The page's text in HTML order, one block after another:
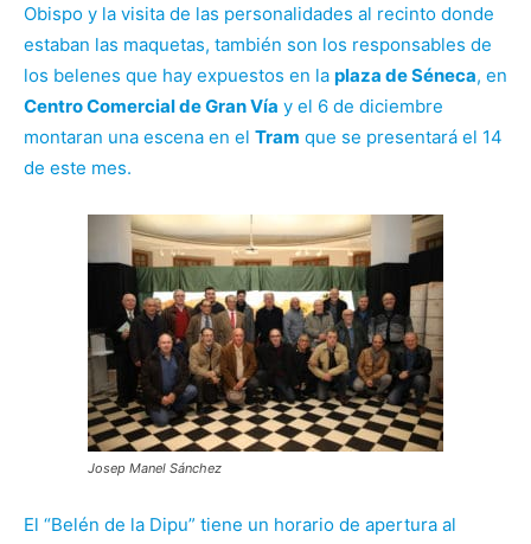
Obispo y la visita de las personalidades al recinto donde
estaban las maquetas, también son los responsables de
los belenes que hay expuestos en la plaza de Séneca, en
Centro Comercial de Gran Vía y el 6 de diciembre
montaran una escena en el Tram que se presentará el 14
de este mes.
Josep Manel Sánchez
El “Belén de la Dipu” tiene un horario de apertura al